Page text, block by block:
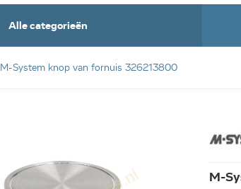
Alle categorieën
M-System knop van fornuis 326213800
M-